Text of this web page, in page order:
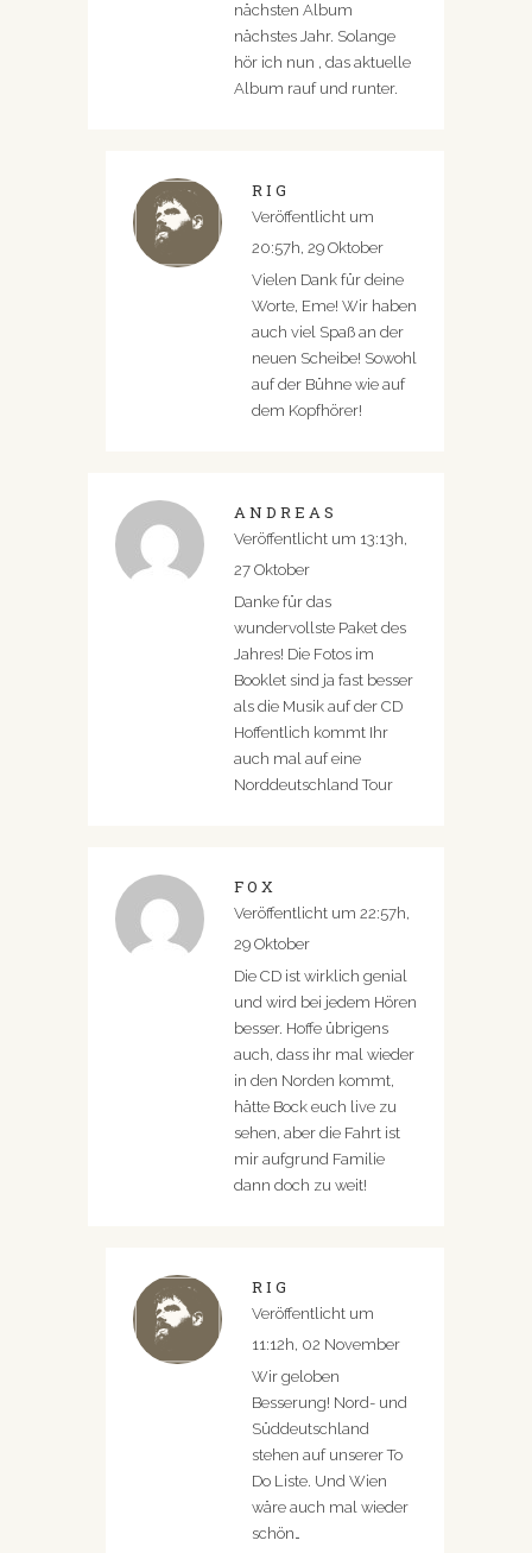
nächsten Album
nächstes Jahr. Solange
hör ich nun , das aktuelle
Album rauf und runter.
RIG
Veröffentlicht um
20:57h, 29 Oktober
Vielen Dank für deine
Worte, Eme! Wir haben
auch viel Spaß an der
neuen Scheibe! Sowohl
auf der Bühne wie auf
dem Kopfhörer!
ANDREAS
Veröffentlicht um 13:13h,
27 Oktober
Danke für das
wundervollste Paket des
Jahres! Die Fotos im
Booklet sind ja fast besser
als die Musik auf der CD
Hoffentlich kommt Ihr
auch mal auf eine
Norddeutschland Tour
FOX
Veröffentlicht um 22:57h,
29 Oktober
Die CD ist wirklich genial
und wird bei jedem Hören
besser. Hoffe übrigens
auch, dass ihr mal wieder
in den Norden kommt,
hätte Bock euch live zu
sehen, aber die Fahrt ist
mir aufgrund Familie
dann doch zu weit!
RIG
Veröffentlicht um
11:12h, 02 November
Wir geloben
Besserung! Nord- und
Süddeutschland
stehen auf unserer To
Do Liste. Und Wien
wäre auch mal wieder
schön…